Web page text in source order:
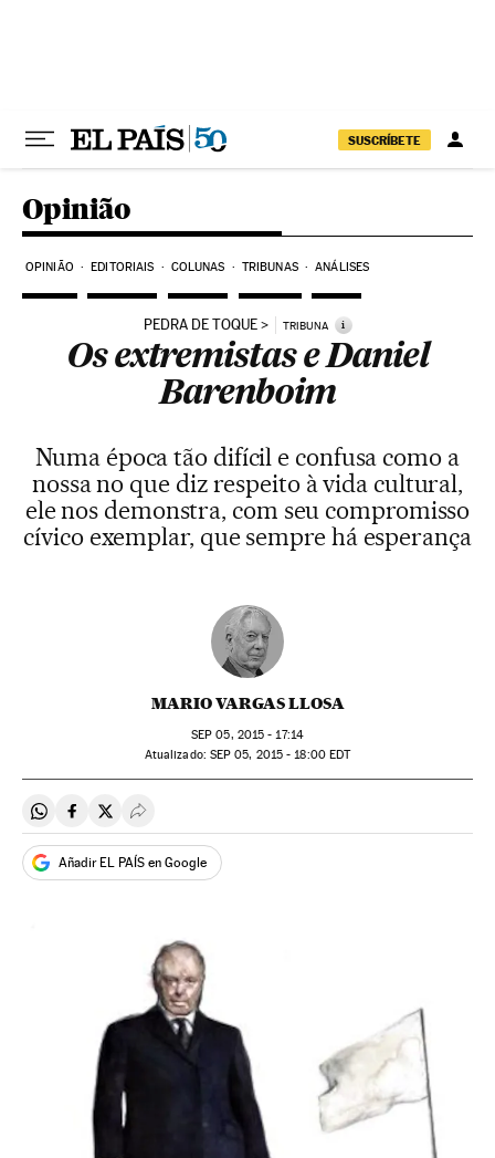
SUSCRÍBETE
Opinião
OPINIÃO EDITORIAIS COLUNAS TRIBUNAS ANÁLISES
PEDRA DE TOQUE TRIBUNA i
Os extremistas e Daniel
Barenboim
Numa época tão difícil e confusa como a
nossa no que diz respeito à vida cultural,
ele nos demonstra, com seu compromisso
cívico exemplar, que sempre há esperança
MARIO VARGAS LLOSA
SEP 05, 2015 - 17:14
atualizado: SEP 05, 2015 - 18:00EDT
Compartir en Whatsapp
Compartir en Facebook
Compartir en Twitter
Desplegar Redes Sociales
Añadir EL PAÍS en Google